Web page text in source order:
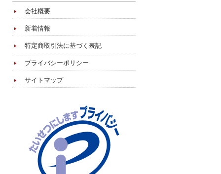
会社概要
新着情報
特定商取引法に基づく表記
プライバシーポリシー
サイトマップ